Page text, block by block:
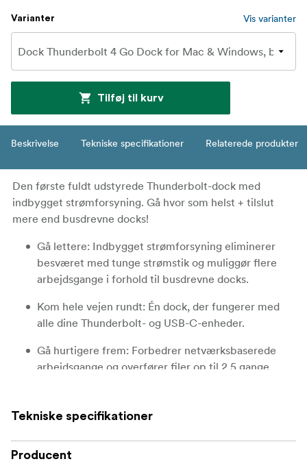
Varianter Vis varianter
Tilføj til kurv
Beskrivelse Tekniske specifikationer Relaterede produkter
Den første fuldt udstyrede Thunderbolt-dock med
indbygget strømforsyning. Gå hvor som helst + tilslut
mere end busdrevne docks!
Gå lettere: Indbygget strømforsyning eliminerer
besværet med tunge strømstik og muliggør flere
arbejdsgange i forhold til busdrevne docks.
Kom hele vejen rundt: Én dock, der fungerer med
alle dine Thunderbolt- og USB-C-enheder.
Gå hurtigere frem: Forbedrer netværksbaserede
arbejdsgange og overfører filer op til 2,5 gange
Få mere energi: Hold din notebook rejseklar med op
Tag med overalt: Nyd mobile tilslutningsmuligheder
Tekniske specifikationer
Producent